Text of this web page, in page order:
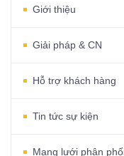
Giới thiệu
Giải pháp & CN
Hỗ trợ khách hàng
Tin tức sự kiện
Mạng lưới phân